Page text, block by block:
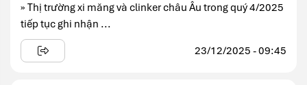
» Thị trường xi măng và clinker châu Âu trong quý 4/2025
tiếp tục ghi nhận ...
23/12/2025 - 09:45